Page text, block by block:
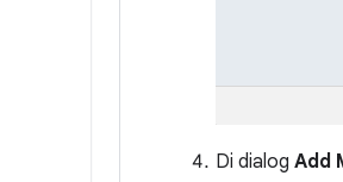
Di dialog Add